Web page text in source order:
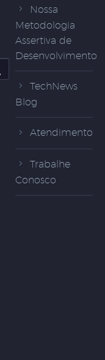
Nossa
Metodologia
Assertiva de
Desenvolvimento
TechNews
Blog
Atendimento
Trabalhe
Conosco